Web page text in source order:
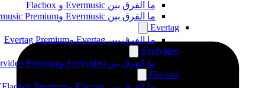
ما الفرق بين Evermusic و Flacbox
ما الفرق بين Evermusic وEvermusic Premium
Evertag
ما الفرق بين Evertag وEvertag Premium
Evervideo
ما الفرق بين Evervideo وEvervideo Premium؟
Flacbox